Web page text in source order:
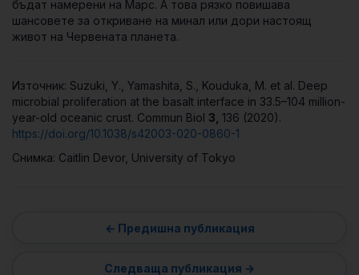
бъдат намерени на Марс. А това рязко повишава
шансовете за откриване на минал или дори настоящ
живот на Червената планета.
Източник: Suzuki, Y., Yamashita, S., Kouduka, M. et al. Deep
microbial proliferation at the basalt interface in 33.5–104 million-
year-old oceanic crust. Commun Biol 3, 136 (2020).
https://doi.org/10.1038/s42003-020-0860-1
Снимка: Caitlin Devor, University of Tokyo